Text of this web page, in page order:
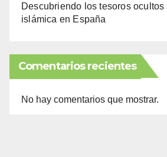
Descubriendo los tesoros
islámica en España
Comentarios recientes
No hay comentarios que mostrar.